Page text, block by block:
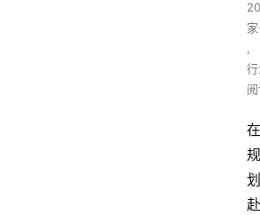
,
在
规
划
赴